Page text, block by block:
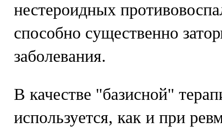
нестероидных
способно существенно
заболевания.
В качестве "базисной"
используется, как и при